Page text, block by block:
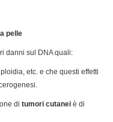
pelle
danni sul DNA quali:
etc. e che questi effetti
di tumori cutanei è di